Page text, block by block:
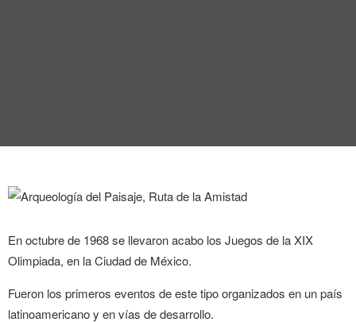
COLABORADORES
En octubre de 1968 se llevaron acabo los Juegos de la XIX
Olimpiada, en la Ciudad de México.
Fueron los primeros eventos de este tipo organizados en un país
latinoamericano y en vías de desarrollo.